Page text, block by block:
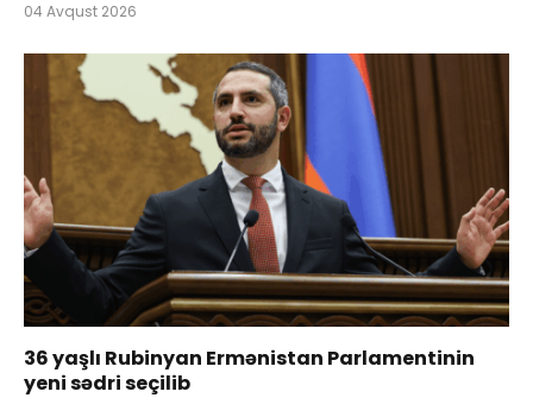
04 Avqust 2026
36 yaşlı Rubinyan Ermənistan Parlamentinin
yeni sədri seçilib